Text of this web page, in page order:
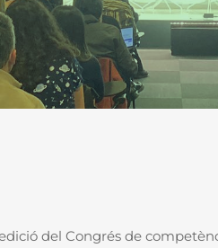
del Congrés de